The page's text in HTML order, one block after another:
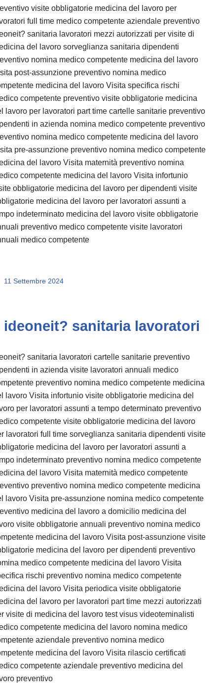
visite obbligatorie medicina del lavoro per
full time medico competente aziendale preventivo
sanitaria lavoratori mezzi autorizzati per visite di
del lavoro sorveglianza sanitaria dipendenti
nomina medico competente medicina del lavoro
post-assunzione preventivo nomina medico
medicina del lavoro Visita specifica rischi
competente preventivo visite obbligatorie medicina
lavoro per lavoratori part time cartelle sanitarie preventivo
in azienda nomina medico competente preventivo
nomina medico competente medicina del lavoro
pre-assunzione preventivo nomina medico competente
del lavoro Visita maternità preventivo nomina
competente medicina del lavoro Visita infortunio
obbligatorie medicina del lavoro per dipendenti visite
medicina del lavoro per lavoratori assunti a
indeterminato medicina del lavoro visite obbligatorie
preventivo medico competente visite lavoratori
medico competente
11 Settembre 2024
ideoneit? sanitaria lavoratori
sanitaria lavoratori cartelle sanitarie preventivo
in azienda visite lavoratori annuali medico
preventivo nomina medico competente medicina
lavoro Visita infortunio visite obbligatorie medicina del
per lavoratori assunti a tempo determinato preventivo
competente visite obbligatorie medicina del lavoro
lavoratori full time sorveglianza sanitaria dipendenti visite
medicina del lavoro per lavoratori assunti a
indeterminato preventivo nomina medico competente
del lavoro Visita maternità medico competente
preventivo nomina medico competente medicina
lavoro Visita pre-assunzione nomina medico competente
medicina del lavoro a domicilio medicina del
visite obbligatorie annuali preventivo nomina medico
medicina del lavoro Visita post-assunzione visite
medicina del lavoro per dipendenti preventivo
medico competente medicina del lavoro Visita
rischi preventivo nomina medico competente
del lavoro Visita periodica visite obbligatorie
del lavoro per lavoratori part time mezzi autorizzati
visite di medicina del lavoro test visus videoteminalisti
competente medicina del lavoro nomina medico
aziendale preventivo nomina medico
medicina del lavoro Visita rilascio certificati
competente aziendale preventivo medicina del
preventivo